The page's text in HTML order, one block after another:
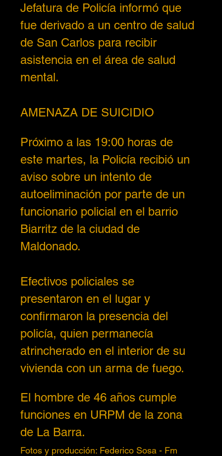
Jefatura de Policía informó que
fue derivado a un centro de salud
de San Carlos para recibir
asistencia en el área de salud
mental.
AMENAZA DE SUICIDIO
Próximo a las 19:00 horas de
este martes, la Policía recibió un
aviso sobre un intento de
autoeliminación por parte de un
funcionario policial en el barrio
Biarritz de la ciudad de
Maldonado.
Efectivos policiales se
presentaron en el lugar y
confirmaron la presencia del
policía, quien permanecía
atrincherado en el interior de su
vivienda con un arma de fuego.
El hombre de 46 años cumple
funciones en URPM de la zona
de La Barra.
Fotos y producción: Federico Sosa - Fm